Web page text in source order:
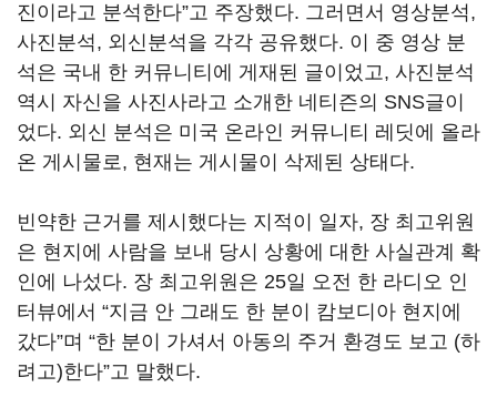
진이라고 분석한다”고 주장했다. 그러면서 영상분석,
사진분석, 외신분석을 각각 공유했다. 이 중 영상 분
석은 국내 한 커뮤니티에 게재된 글이었고, 사진분석
역시 자신을 사진사라고 소개한 네티즌의 SNS글이
었다. 외신 분석은 미국 온라인 커뮤니티 레딧에 올라
온 게시물로, 현재는 게시물이 삭제된 상태다.
빈약한 근거를 제시했다는 지적이 일자, 장 최고위원
은 현지에 사람을 보내 당시 상황에 대한 사실관계 확
인에 나섰다. 장 최고위원은 25일 오전 한 라디오 인
터뷰에서 “지금 안 그래도 한 분이 캄보디아 현지에
갔다”며 “한 분이 가셔서 아동의 주거 환경도 보고 (하
려고)한다”고 말했다.